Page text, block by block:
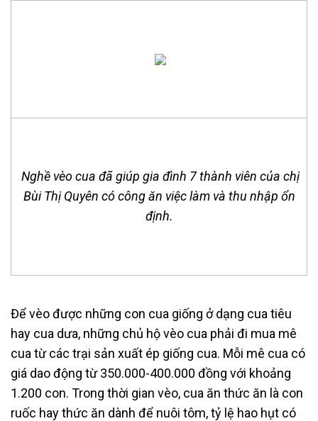
Nghề vèo cua đã giúp gia đình 7 thành viên của chị
Bùi Thị Quyên có công ăn việc làm và thu nhập ổn
định.
Để vèo được những con cua giống ở dạng cua tiêu
hay cua dưa, những chủ hộ vèo cua phải đi mua mê
cua từ các trại sản xuất ép giống cua. Mỗi mê cua có
giá dao động từ 350.000-400.000 đồng với khoảng
1.200 con. Trong thời gian vèo, cua ăn thức ăn là con
ruốc hay thức ăn dành để nuôi tôm, tỷ lệ hao hụt có